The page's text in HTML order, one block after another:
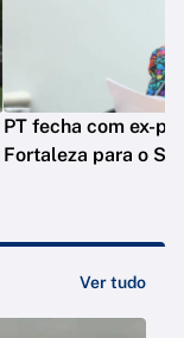
PT fecha com ex-
Fortaleza para o
Ver tudo